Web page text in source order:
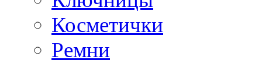
Косметички
Ремни